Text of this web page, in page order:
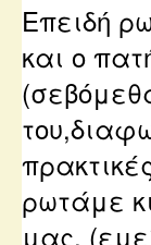
Eπειδή
και ο
ρωτάμε
μας,